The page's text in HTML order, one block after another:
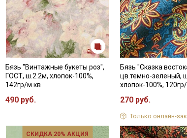
Бязь "Винтажные букеты роз",
ГОСТ, ш.2.2м, хлопок-100%,
142гр/м.кв
490 руб.
Бязь "Сказка
цв.темно-зеленый,
хлопок-100%,
270 руб.
Только онлайн-
СКИДКА 20% АКЦИЯ